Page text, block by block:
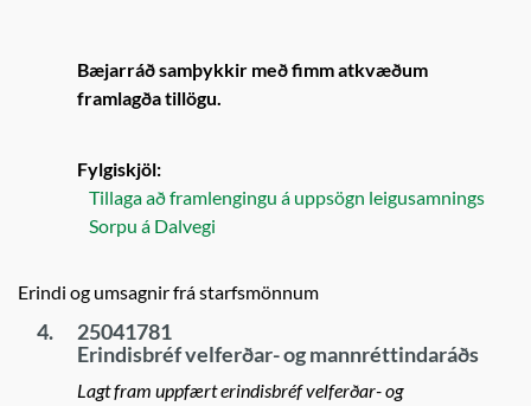
Bæjarráð samþykkir með fimm atkvæðum
framlagða tillögu.
Fylgiskjöl:
Tillaga að framlengingu á uppsögn leigusamnings
Sorpu á Dalvegi
Erindi og umsagnir frá starfsmönnum
4.
25041781
Erindisbréf velferðar- og mannréttindaráðs
Lagt fram uppfært erindisbréf velferðar- og